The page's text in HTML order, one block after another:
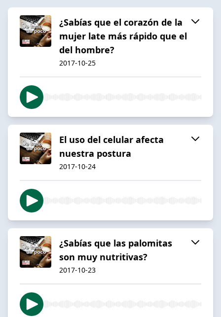
¿Sabías que el corazón de la
mujer late más rápido que el
del hombre?
2017-10-25
El uso del celular afecta
nuestra postura
2017-10-24
¿Sabías que las palomitas
son muy nutritivas?
2017-10-23